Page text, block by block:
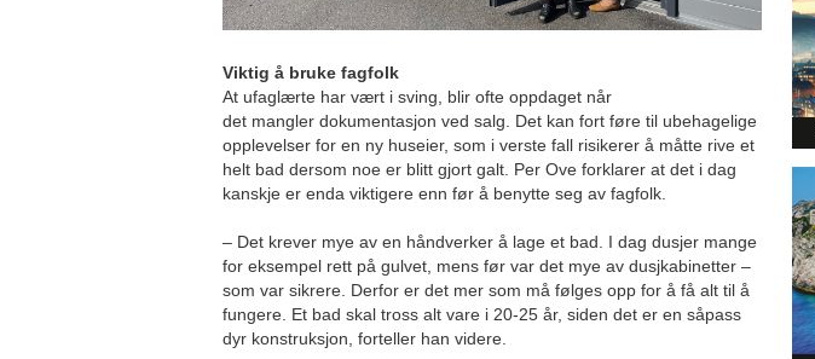
Viktig å bruke fagfolk
At ufaglærte har vært i sving, blir ofte oppdaget når
det mangler dokumentasjon ved salg. Det kan fort føre til ubehagelige
opplevelser for en ny huseier, som i verste fall risikerer å måtte rive et
helt bad dersom noe er blitt gjort galt. Per Ove forklarer at det i dag
kanskje er enda viktigere enn før å benytte seg av fagfolk.
– Det krever mye av en håndverker å lage et bad. I dag dusjer mange
for eksempel rett på gulvet, mens før var det mye av dusjkabinetter –
som var sikrere. Derfor er det mer som må følges opp for å få alt til å
fungere. Et bad skal tross alt vare i 20-25 år, siden det er en såpass
dyr konstruksjon, forteller han videre.